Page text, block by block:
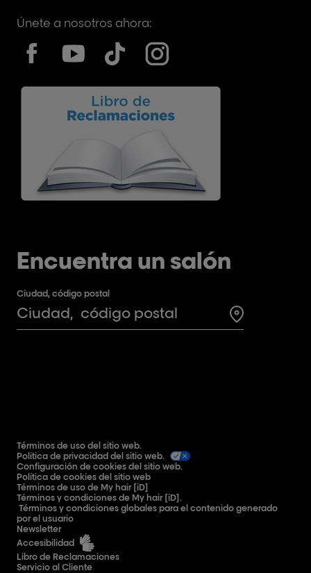
Únete a nosotros ahora:
Encuentra un salón
Ciudad, código postal
Search for a
Términos de uso del sitio web.
Política de privacidad del sitio web.
Configuración de cookies del sitio web.
Política de cookies del sitio web
Términos de uso de My hair [iD]
Términos y condiciones de My hair [iD].
Términos y condiciones globales para el contenido generado
por el usuario
Newsletter
Accesibilidad
Libro de Reclamaciones
Servicio al Cliente